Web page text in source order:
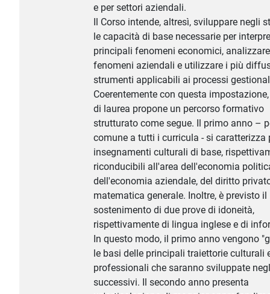
e per settori aziendali.
Il Corso intende, altresì, sviluppare negli
le capacità di base necessarie per
principali fenomeni economici,
fenomeni aziendali e utilizzare i più
strumenti applicabili ai processi
Coerentemente con questa
di laurea propone un percorso formativo
strutturato come segue. Il primo anno –
comune a tutti i curricula - si caratterizza
insegnamenti culturali di base,
riconducibili all'area dell'economia
dell'economia aziendale, del diritto
matematica generale. Inoltre, è previsto il
sostenimento di due prove di idoneità,
rispettivamente di lingua inglese e di
In questo modo, il primo anno vengono
le basi delle principali traiettorie culturali
professionali che saranno sviluppate
successivi. Il secondo anno presenta